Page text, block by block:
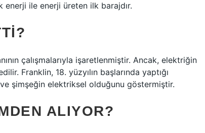
enerji ile enerji üreten ilk barajdır.
çalışmalarıyla işaretlenmiştir. Ancak, elektriğin
Franklin, 18. yüzyılın başlarında yaptığı
şimşeğin elektriksel olduğunu göstermiştir.
ALIYOR?